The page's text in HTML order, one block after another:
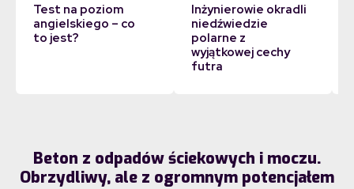
Test na poziom
angielskiego – co
to jest?
Inżynierowie okradli
niedźwiedzie
polarne z
wyjątkowej cechy
futra
Beton z odpadów ściekowych i moczu.
Obrzydliwy, ale z ogromnym potencjałem